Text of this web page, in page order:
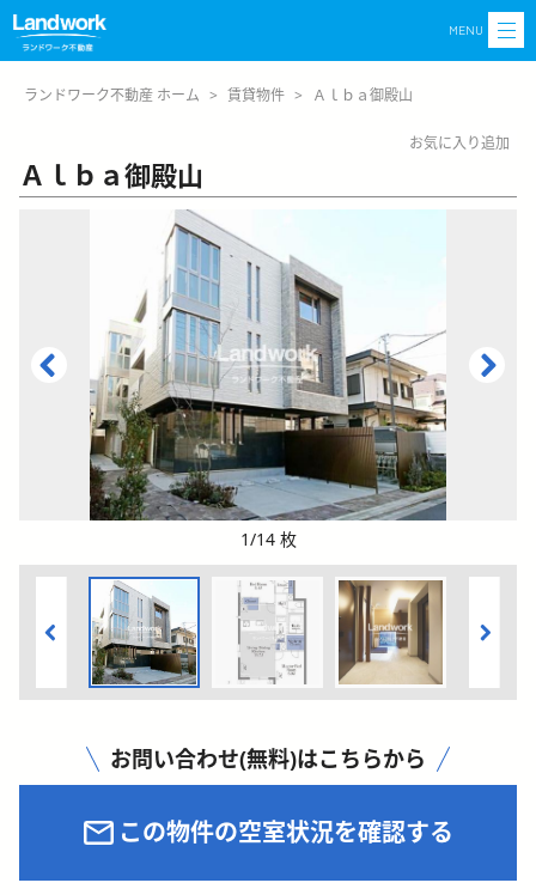
MENU
ランドワーク不動産 ホーム > 賃貸物件 > Ａｌｂａ御殿山
お気に入り追加
Ａｌｂａ御殿山
1/14 枚
お問い合わせ(無料)はこちらから
この物件の空室状況を確認する